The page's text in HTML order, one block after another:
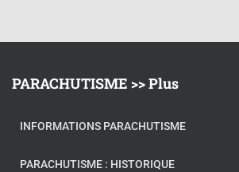
PARACHUTISME >> Plus
INFORMATIONS PARACHUTISME
PARACHUTISME : HISTORIQUE